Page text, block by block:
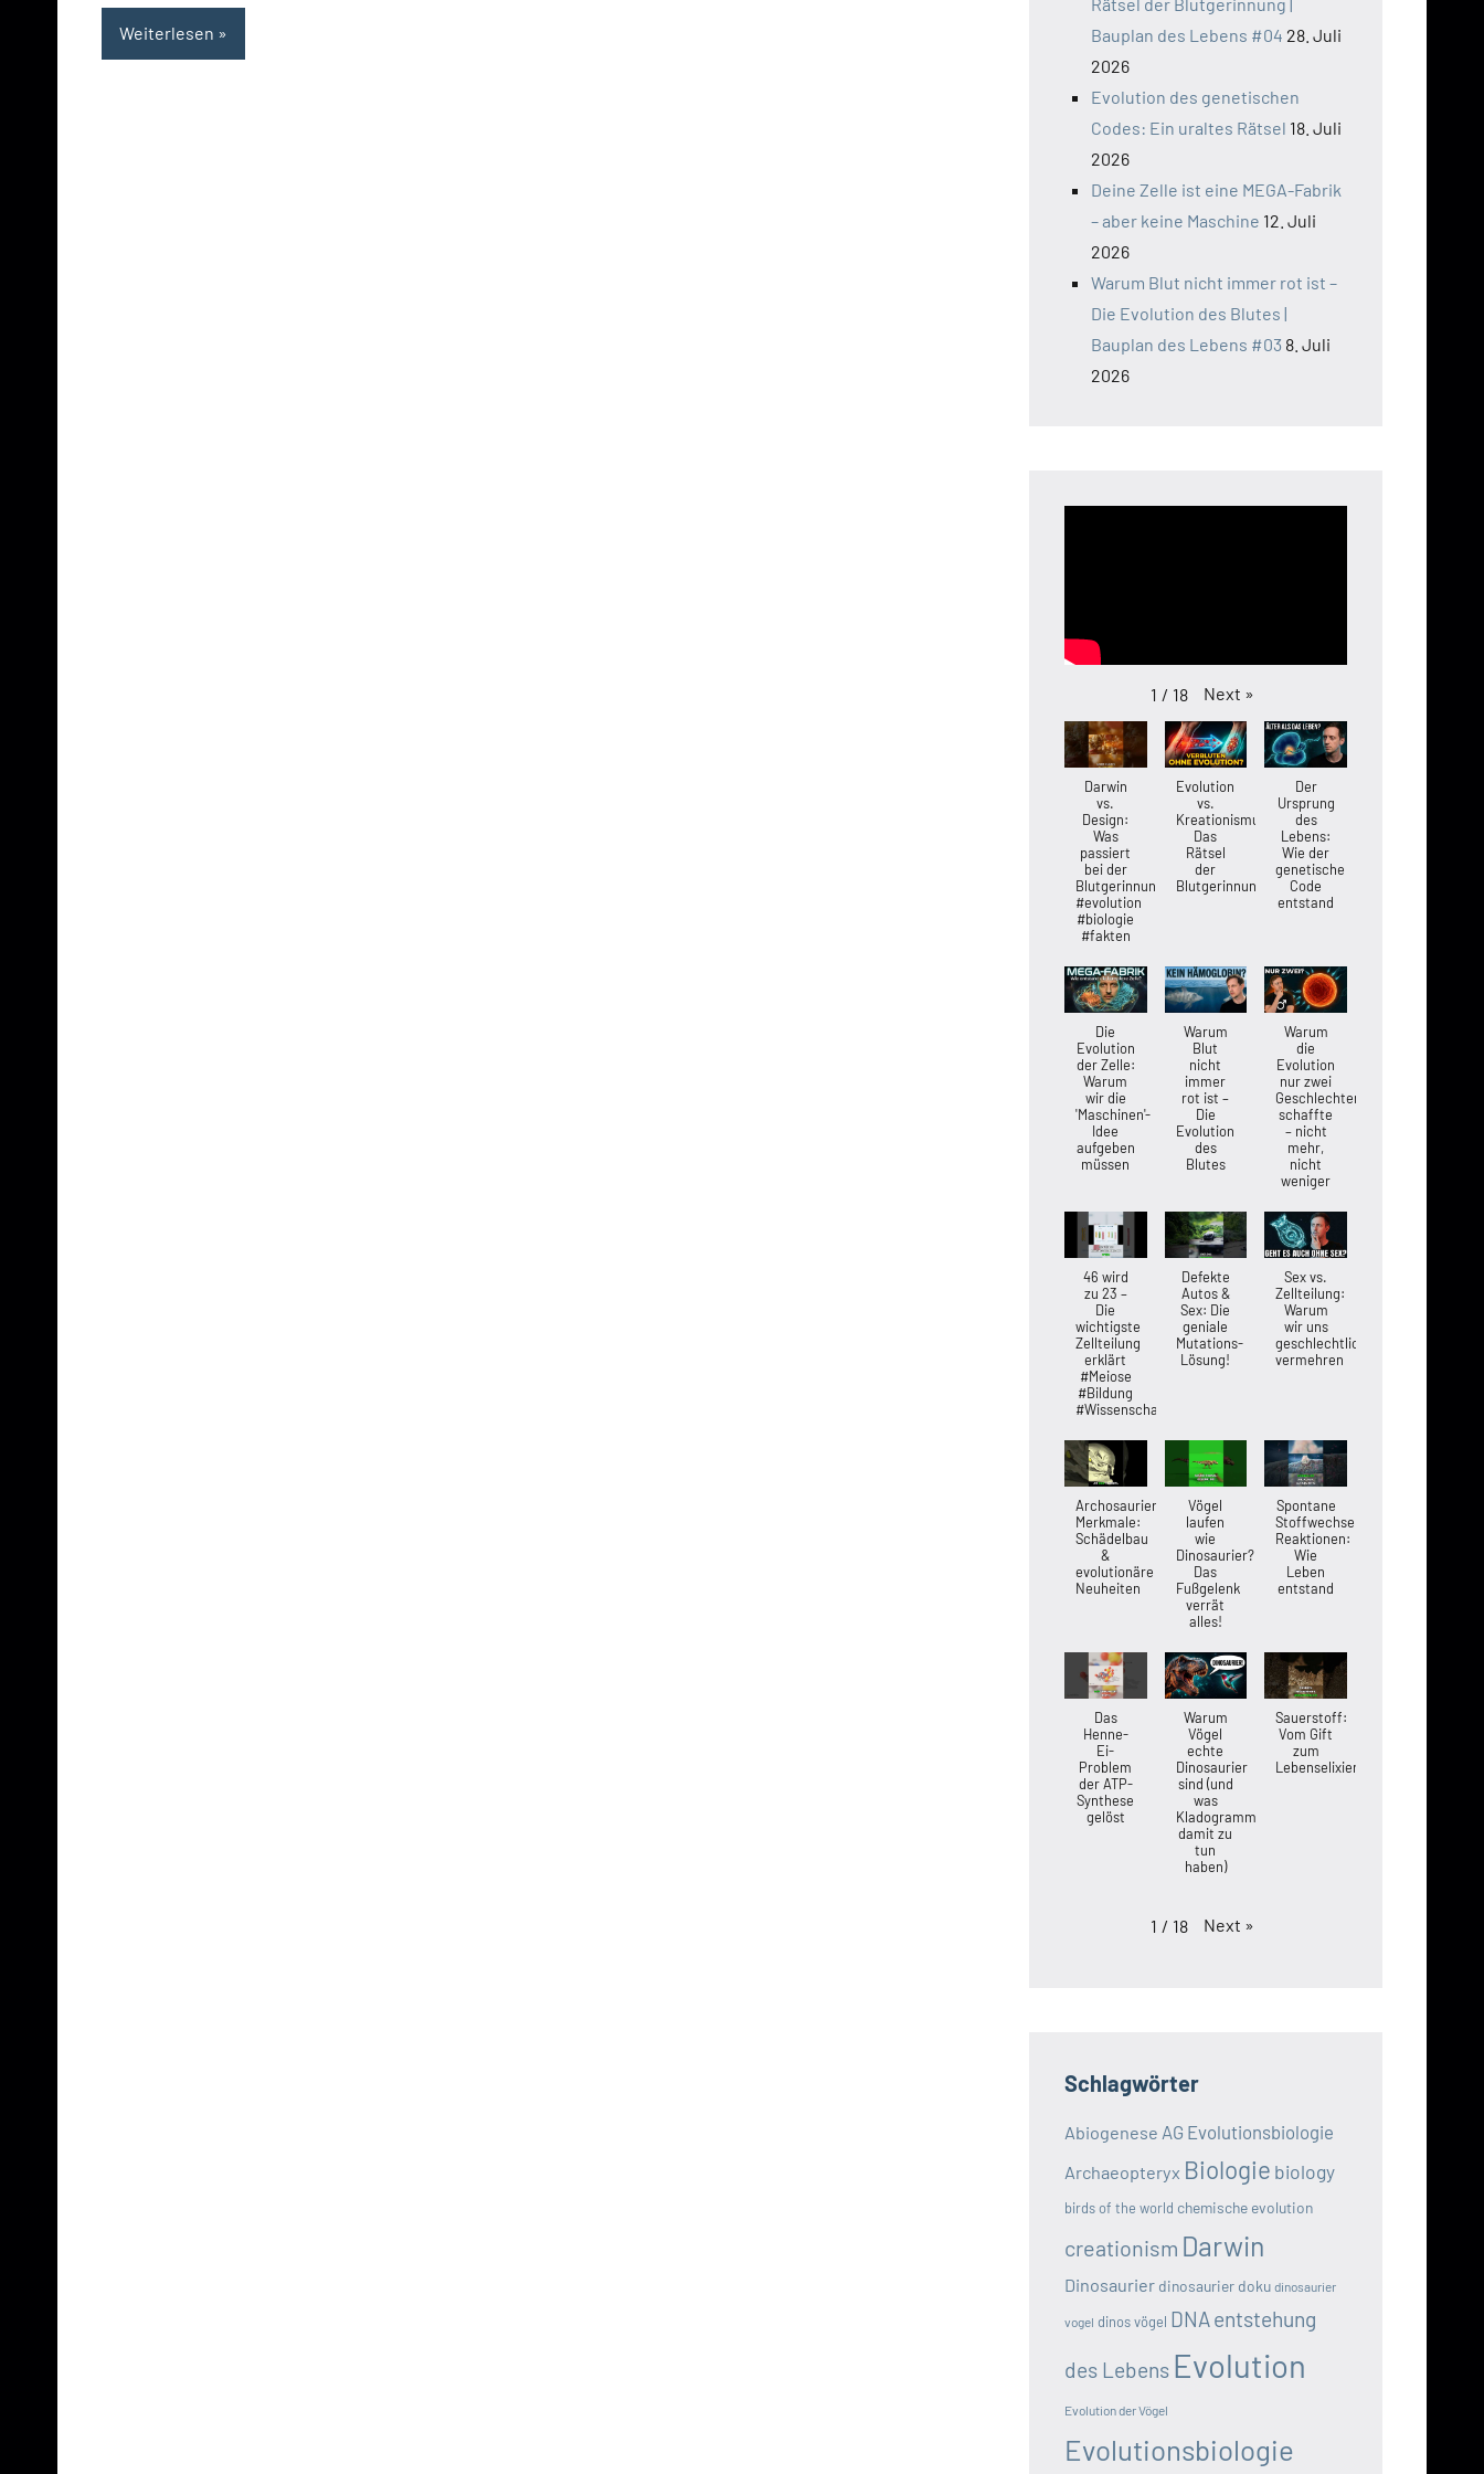
Weiterlesen
Bauplan des Lebens #04 28. Juli
2026
Evolution des genetischen
Codes: Ein uraltes Rätsel 18. Juli
2026
Deine Zelle ist eine MEGA-Fabrik
– aber keine Maschine 12. Juli
2026
Warum Blut nicht immer rot ist –
Die Evolution des Blutes |
Bauplan des Lebens #03 8. Juli
2026
1 / 18 Next »
Darwin
vs.
Design:
Was
passiert
bei der
Blutgerinnung?
#evolution
#biologie
#fakten
Evolution
vs.
Kreationismus:
Das
Rätsel
der
Blutgerinnung
Der
Ursprung
des
Lebens:
Wie der
genetische
Code
entstand
Die
Evolution
der Zelle:
Warum
wir die
'Maschinen'-
Idee
aufgeben
müssen
Warum
Blut
nicht
immer
rot ist –
Die
Evolution
des
Blutes
Warum
die
Evolution
nur zwei
Geschlechter
schaffte
– nicht
mehr,
nicht
weniger
46 wird
zu 23 –
Die
wichtigste
Zellteilung
erklärt
#Meiose
#Bildung
#Wissenschaft
Defekte
Autos &
Sex: Die
geniale
Mutations-
Lösung!
Sex vs.
Zellteilung:
Warum
wir uns
geschlechtlich
vermehren
Archosaurier-
Merkmale:
Schädelbau
&
evolutionäre
Neuheiten
Vögel
laufen
wie
Dinosaurier?
Das
Fußgelenk
verrät
alles!
Spontane
Stoffwechsel-
Reaktionen:
Wie
Leben
entstand
Das
Henne-
Ei-
Problem
der ATP-
Synthese
gelöst
Warum
Vögel
echte
Dinosaurier
sind (und
was
Kladogramme
damit zu
tun
haben)
Sauerstoff:
Vom Gift
zum
Lebenselixier
1 / 18 Next »
Schlagwörter
Abiogenese AG Evolutionsbiologie
Archaeopteryx Biologie biology
birds of the world chemische evolution
creationism Darwin
Dinosaurier dinosaurier doku dinosaurier
vogel dinos vögel DNAentstehung
des Lebens Evolution
Evolution der Vögel
Evolutionsbiologie